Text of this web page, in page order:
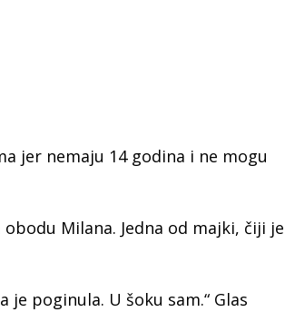
jer nemaju 14 godina i ne mogu
Milana. Jedna od majki, čiji je
je poginula. U šoku sam.“ Glas